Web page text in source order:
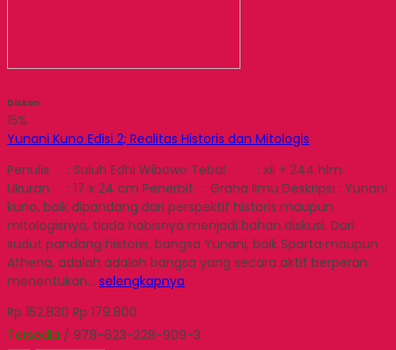
Diskon
15%
Yunani Kuno Edisi 2; Realitas Historis dan Mitologis
Penulis : Suluh Edhi Wibowo Tebal : xii + 244 hlm
Ukuran : 17 x 24 cm Penerbit : Graha Ilmu Deskripsi : Yunani
kuno, baik dipandang dari perspektif historis maupun
mitologisnya, tiada habisnya menjadi bahan diskusi. Dari
sudut pandang historis, bangsa Yunani, baik Sparta maupun
Athena, adalah adalah bangsa yang secara aktif berperan
menentukan… selengkapnya
Rp 152.830 Rp 179.800
Tersedia / 978-623-228-909-3